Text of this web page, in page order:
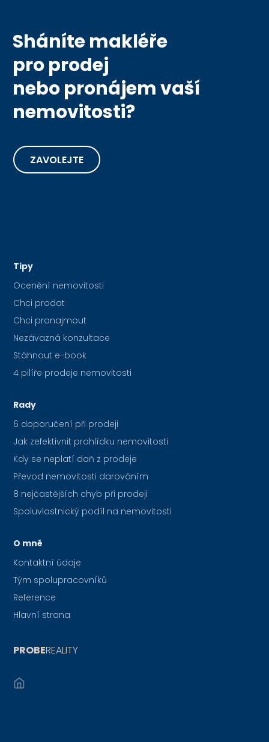
Sháníte makléře
pro prodej
nebo pronájem vaší
nemovitosti?
ZAVOLEJTE
Tipy
Ocenění nemovitosti
Chci prodat
Chci pronajmout
Nezávazná konzultace
Stáhnout e-book
4 pilíře prodeje nemovitosti
Rady
6 doporučení při prodeji
Jak zefektivnit prohlídku nemovitosti
Kdy se neplatí daň z prodeje
Převod nemovitosti darováním
8 nejčastějších chyb při prodeji
Spoluvlastnický podíl na nemovitosti
O mně
Kontaktní údaje
Tým spolupracovníků
Reference
Hlavní strana
PROBEREALITY